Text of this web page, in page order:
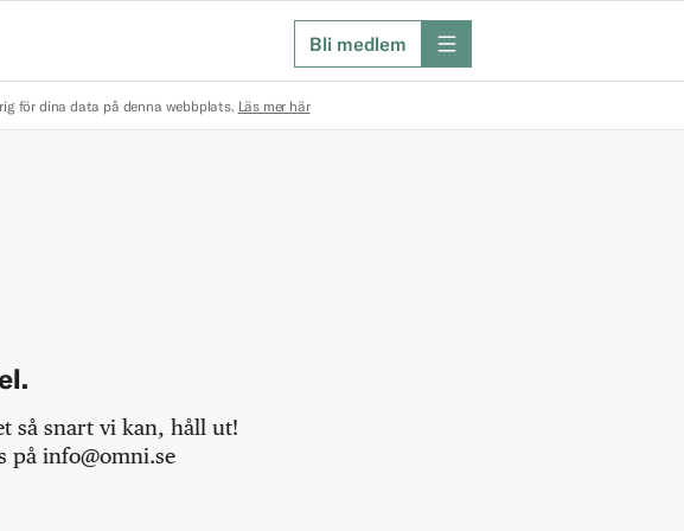
Bli medlem meny
för dina data på denna webbplats. Läs mer här
så snart vi kan, håll ut!
på info@omni.se